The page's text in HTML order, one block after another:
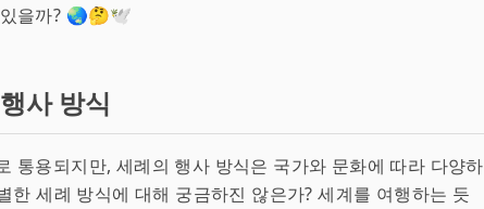
있을까? 🌏🤔🕊️
사 방식
통용되지만, 세례의 행사 방식은 국가와 문화에 따라 다양하
한 세례 방식에 대해 궁금하진 않은가? 세계를 여행하는 듯